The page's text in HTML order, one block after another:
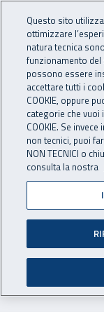
INAIL
Navigazione
Home Inail
per
accesso
Con la
marzo 2018
unico per la
Questo sito
ottimizzare
natura tecnica
funzionamento del
possono essere
accettare tutti i
COOKIE, oppure
categorie che vuoi
COOKIE. Se
non tecnici, puoi
NON TECNICI o
consulta la nostra